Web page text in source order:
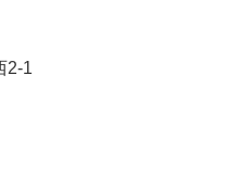
2-1